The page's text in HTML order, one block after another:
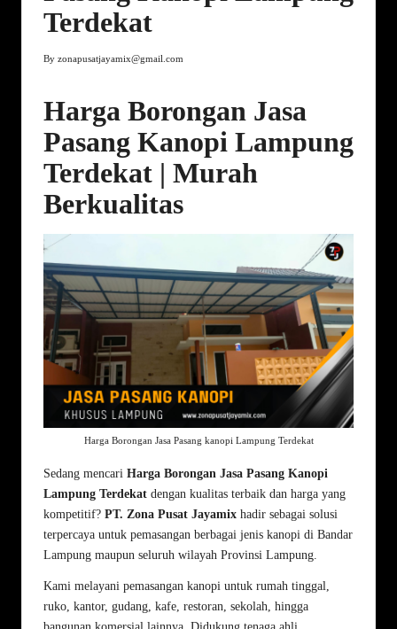
Terdekat
Posted
By zonapusatjayamix@gmail.com
Harga Borongan Jasa
Pasang Kanopi Lampung
Terdekat | Murah
Berkualitas
Harga Borongan Jasa Pasang kanopi Lampung Terdekat
Sedang mencari Harga Borongan Jasa Pasang Kanopi
Lampung Terdekat dengan kualitas terbaik dan harga yang
kompetitif? PT. Zona Pusat Jayamix hadir sebagai solusi
terpercaya untuk pemasangan berbagai jenis kanopi di Bandar
Lampung maupun seluruh wilayah Provinsi Lampung.
Kami melayani pemasangan kanopi untuk rumah tinggal,
ruko, kantor, gudang, kafe, restoran, sekolah, hingga